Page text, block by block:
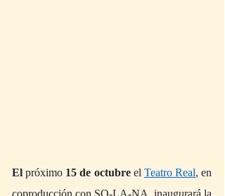
El próximo 15 de octubre el Teatro Real, en
coproducción con SO-LA-NA, inaugurará la